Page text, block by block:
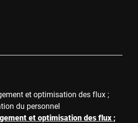
et optimisation des flux ;
du personnel
et optimisation des flux ;